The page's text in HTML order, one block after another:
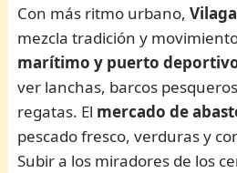
Con más ritmo urbano,
mezcla tradición y
marítimo y puerto
ver lanchas, barcos
regatas. El mercado de
pescado fresco, verduras y
Subir a los miradores de los